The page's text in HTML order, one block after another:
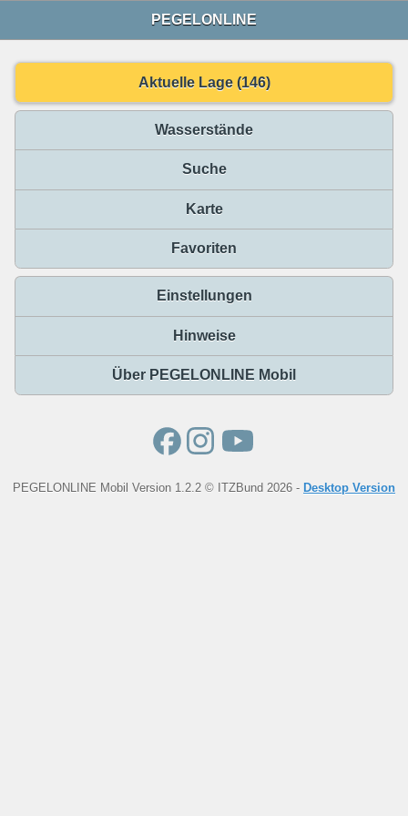
PEGELONLINE
Aktuelle Lage (146)
Wasserstände
Suche
Karte
Favoriten
Einstellungen
Hinweise
Über PEGELONLINE Mobil
PEGELONLINE Mobil Version 1.2.2 © ITZBund 2026 - Desktop Version